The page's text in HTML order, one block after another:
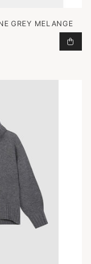
AAN WINKELWAGEN
GREY MELANGE